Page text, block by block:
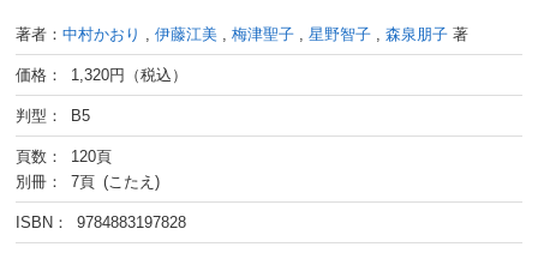
著者：中村かおり ,伊藤江美 ,梅津聖子 ,星野智子 ,森泉朋子 著
価格： 1,320円（税込）
判型： B5
頁数： 120頁
別冊： 7頁 (こたえ)
ISBN： 9784883197828